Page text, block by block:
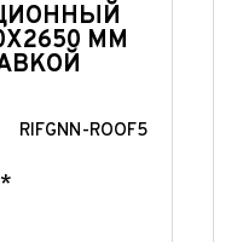
ММ
RIFGNN-ROOF5